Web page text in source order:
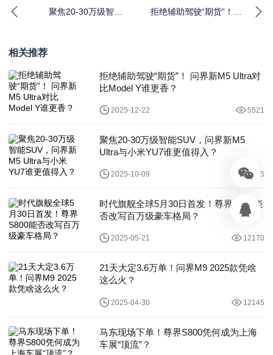
聚焦20-30万级智能
拒绝辅助驾驶“期货”！
相关推荐
拒绝辅助驾驶“期货”！ 问界新M5 Ultra对
比Model Y谁更香？
2025-12-22 5521
聚焦20-30万级智能SUV，问界新M5
Ultra与小米YU7谁更值得入？
2025-10-09 8555
时代旗舰全球5月30日首发！尊界S800能
否改写百万级豪车格局？
2025-05-21 12170
21天大定3.6万单！问界M9 2025款凭啥
这么火？
2025-04-30 12145
马东现场下单！尊界S800凭何成为上海
车展“顶流”？